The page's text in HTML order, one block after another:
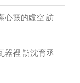
心靈的虛空 訪
器裡 訪沈育丞